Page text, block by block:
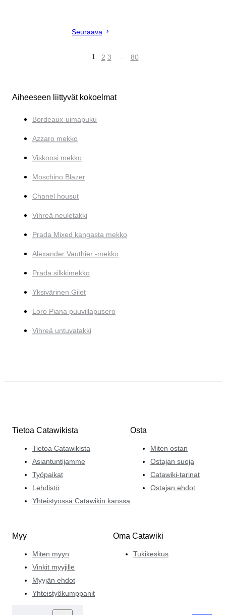
Seuraava
1 2 3 … 80
Aiheeseen liittyvät kokoelmat
Bordeaux-uimapuku
Azzaro mekko
Viskoosi mekko
Moschino Blazer
Chanel housut
Vihreä neuletakki
Prada Mixed kangasta mekko
Alexander Vauthier -mekko
Prada silkkimekko
Yksivärinen Gilet
Loro Piana puuvillapusero
Vihreä untuvatakki
Tietoa Catawikista
Tietoa Catawikista
Asiantuntijamme
Työpaikat
Lehdistö
Yhteistyössä Catawikin kanssa
Osta
Miten ostan
Ostajan suoja
Catawiki-tarinat
Ostajan ehdot
Myy
Miten myyn
Vinkit myyjille
Myyjän ehdot
Yhteistyökumppanit
Oma Catawiki
Tukikeskus